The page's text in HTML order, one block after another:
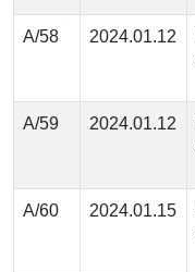
А/58 2024.01.12
А/59 2024.01.12
А/60 2024.01.15